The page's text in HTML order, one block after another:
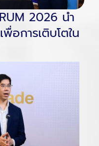
2026 นำ
พื่อการเติบโตใน